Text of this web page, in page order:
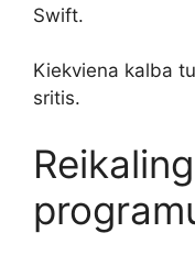
Swift.
Kiekviena kalba
sritis.